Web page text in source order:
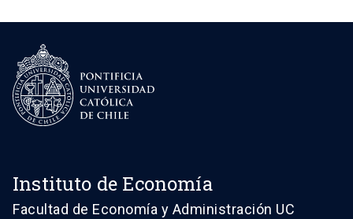
Instituto de Economía
Facultad de Economía y Administración UC